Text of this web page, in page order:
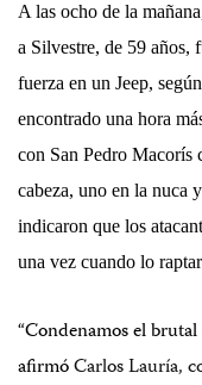
A las ocho de la
a Silvestre, de 59 años,
fuerza en un Jeep, según
encontrado una hora
con San Pedro Macorís
cabeza, uno en la nuca
indicaron que los
una vez cuando lo
“Condenamos el brutal
afirmóCarlos Lauría,